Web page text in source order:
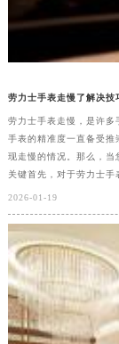
劳力士手表走慢了解决技
劳力士手表走慢，是许多
手表的精准度一直备受推
现走慢的情况。那么，当
关键首先，对于劳力士
2026-01-19